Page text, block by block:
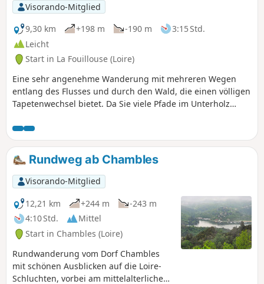
Visorando-Mitglied
9,30 km
+198 m -190 m
3:15 Std.
Leicht
Start in La Fouillouse (Loire)
Eine sehr angenehme Wanderung mit mehreren Wegen
entlang des Flusses und durch den Wald, die einen völligen
Tapetenwechsel bietet. Da Sie viele Pfade im Unterholz
Abschnitte. Diese Wanderung ist ohne Schwierigkeiten, da
sie im Verhältnis zur Strecke nur geringe
Höhenunterschiede aufweist.
Rundweg ab Chambles
Visorando-Mitglied
12,21 km
+244 m
-243 m
4:10 Std.
Mittel
Start in Chambles (Loire)
Rundwanderung vom Dorf Chambles
mit schönen Ausblicken auf die Loire-
Schluchten, vorbei am mittelalterlichen